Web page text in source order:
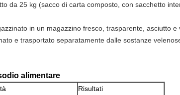
da 25 kg (sacco di carta composto, con sacchetto
in un magazzino fresco, trasparente, asciutto e
e trasportato separatamente dalle sostanze
alimentare
Risultati